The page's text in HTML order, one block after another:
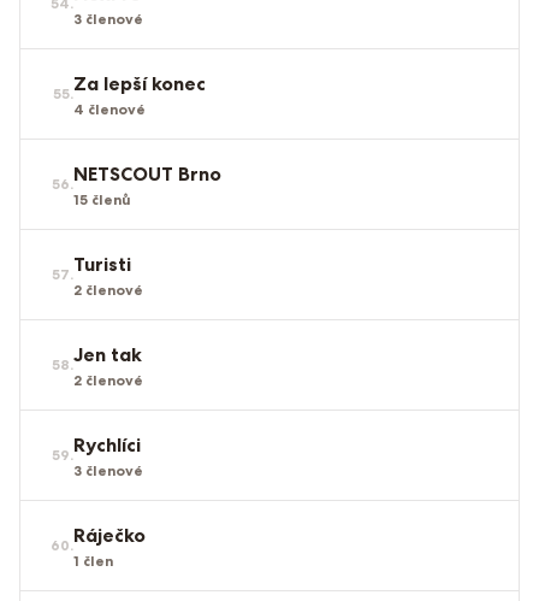
3 členové
55.Za lepší konec
4 členové
56.NETSCOUT Brno
15 členů
57.Turisti
2 členové
58.Jen tak
2 členové
59.Rychlíci
3 členové
60.Ráječko
1 člen